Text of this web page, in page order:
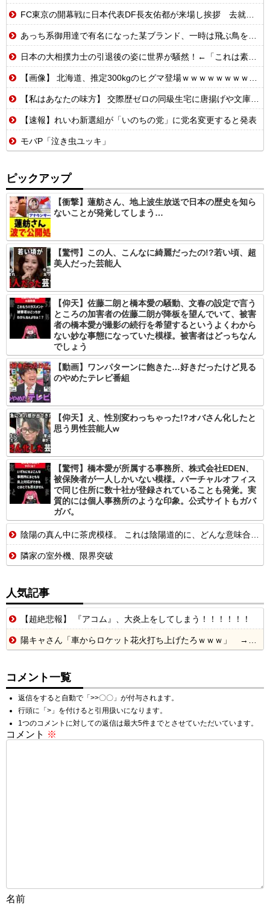
FC東京の開幕戦に日本代表DF長友佑都が来場し挨拶 去就に注目集まる
あっち系御用達で有名になった某ブランド、一時は飛ぶ鳥を落とす勢いだったが今期の業績は……
日本の大相撲力士の引退後の姿に世界が騒然！←「これは素晴らしい！」（海外の反応）
【画像】 北海道、推定300kgのヒグマ登場ｗｗｗｗｗｗｗｗｗｗｗｗｗｗｗｗｗｗｗｗ
【私はあなたの味方】 交際歴ゼロの同級生宅に唐揚げや文庫本を20回以上届けた24歳女を逮捕
【速報】れいわ新選組が「いのちの党」に党名変更すると発表
モバP「泣き虫ユッキ」
ピックアップ
【衝撃】蓮舫さん、地上波生放送で日本の歴史を知ら
ないことが発覚してしまう…
【驚愕】この人、こんなに綺麗だったの!?若い頃、超
美人だった芸能人
【仰天】佐藤二朗と橋本愛の騒動、文春の設定で言う
ところの加害者の佐藤二朗が降板を望んでいて、被害
者の橋本愛が撮影の続行を希望するというよくわから
ない妙な事態になっていた模様。被害者はどっちなん
でしょう
【動画】ワンパターンに飽きた…好きだったけど見る
のやめたテレビ番組
【仰天】え、性別変わっちゃった!?オバさん化したと
思う男性芸能人w
【驚愕】橋本愛が所属する事務所、株式会社EDEN、
被保険者が一人しかいない模様。バーチャルオフィス
で同じ住所に数十社が登録されていることも発覚。実
質的には個人事務所のような印象。公式サイトもガバ
ガバ。
陰陽の真ん中に茶虎模様。 これは陰陽道的に、どんな意味合いになるんでしょ。【再】
隣家の室外機、限界突破
人気記事
【超絶悲報】 『アコム』、大炎上をしてしまう！！！！！！
陽キャさん「車からロケット花火打ち上げたろｗｗｗ」 → サンルーフが閉まっていて無事車内に発射
コメント一覧
返信をすると自動で「>>〇〇」が付与されます。
行頭に「>」を付けると引用扱いになります。
1つのコメントに対しての返信は最大5件までとさせていただいています。
コメント ※
名前